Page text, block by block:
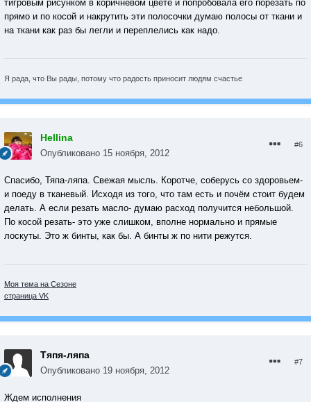
тигровым рисунком в коричневом цвете и попробовала его порезать по
прямо и по косой и накрутить эти полосочки думаю полосы от ткани и
на ткани как раз бы легли и переплелись как надо.
Я рада, что Вы рады, потому что радость приносит людям счастье
Hellina
Опубликовано 15 ноября, 2012
#6
Спасибо, Тяпа-ляпа. Свежая мысль. Коротче, соберусь со здоровьем-
и поеду в тканевый. Исходя из того, что там есть и почём стоит будем
делать. А если резать масло- думаю расход получится небольшой.
По косой резать- это уже слишком, вполне нормально и прямые
лоскуты. Это ж бинты, как бы. А бинты ж по нити режутся.
Моя тема на Сезоне
страница VK
Тяпя-ляпа
Опубликовано 19 ноября, 2012
#7
Ждем исполнения